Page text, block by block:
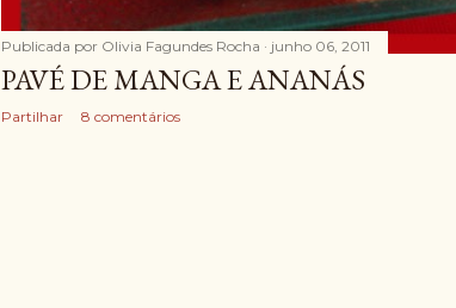
Publicada por Olivia Fagundes Rocha junho 06, 2011
PAVÉ DE MANGA E ANANÁS
Partilhar 8 comentários